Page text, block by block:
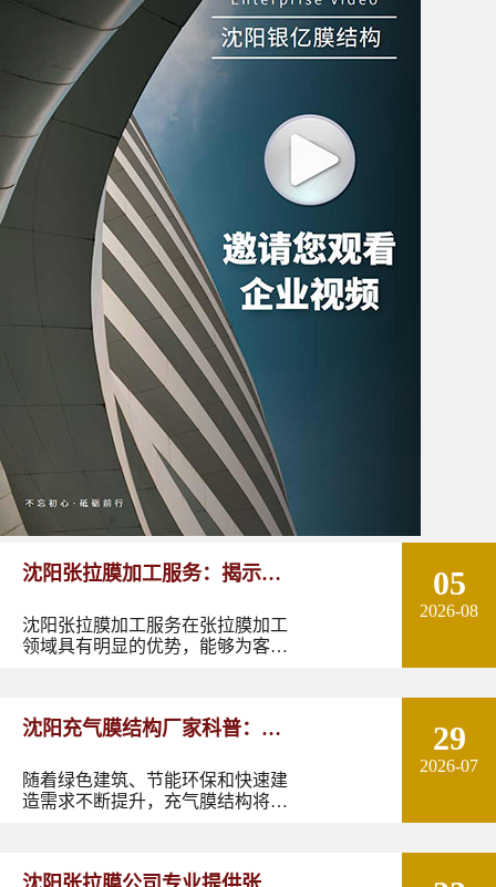
沈阳张拉膜加工服务：揭示张
拉膜加工的实用优势
沈阳张拉膜加工服务在张拉膜加工
领域具有明显的优势，能够为客户
发出独特的魅力。
05
2026-08
沈阳充气膜结构厂家科普：了
解充气膜建筑优势、价格及应
用领域
随着绿色建筑、节能环保和快速建
造需求不断提升，充气膜结构将在
29
2026-07